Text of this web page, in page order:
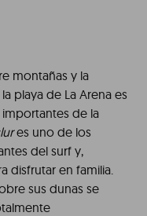
montañas y la
playa de La Arena es
de la
es uno de los
del surf y,
disfrutar en familia.
sus dunas se